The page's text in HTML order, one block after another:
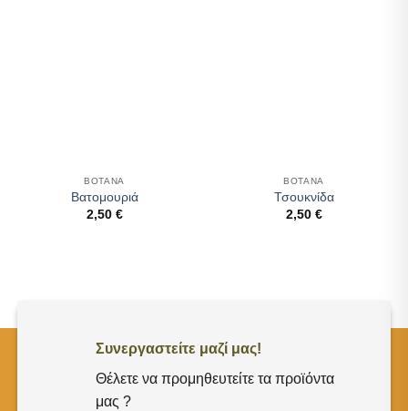
ΒΟΤΑΝΑ
Βατομουριά
2,50 €
ΒΟΤΑΝΑ
Τσουκνίδα
2,50 €
Συνεργαστείτε μαζί μας!
Θέλετε να προμηθευτείτε τα προϊόντα
μας ?